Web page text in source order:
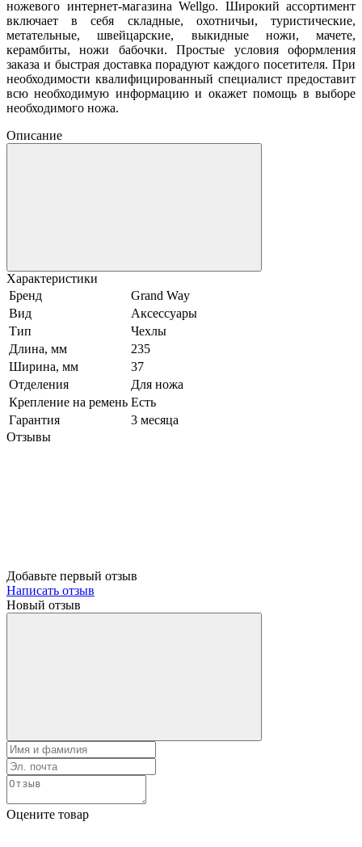
ножевого интернет-магазина Wellgo. Широкий ассортимент
включает в себя складные, охотничьи, туристические,
метательные, швейцарские, выкидные ножи, мачете,
керамбиты, ножи бабочки. Простые условия оформления
заказа и быстрая доставка порадуют каждого посетителя. При
необходимости квалифицированный специалист предоставит
всю необходимую информацию и окажет помощь в выборе
необходимого ножа.
Описание
Характеристики
Бренд
Grand Way
Вид
Аксессуары
Тип
Чехлы
Длина, мм
235
Ширина, мм
37
Отделения
Для ножа
Крепление на ремень Есть
Гарантия
3 месяца
Отзывы
Добавьте первый отзыв
Написать отзыв
Новый отзыв
Оцените товар